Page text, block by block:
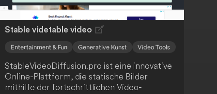
Stable videtable video
Entertainment & Fun Generative Kunst Video Tools
StableVideoDiffusion.pro ist eine innovative
Online-Plattform, die statische Bilder
mithilfe der fortschrittlichen Video-